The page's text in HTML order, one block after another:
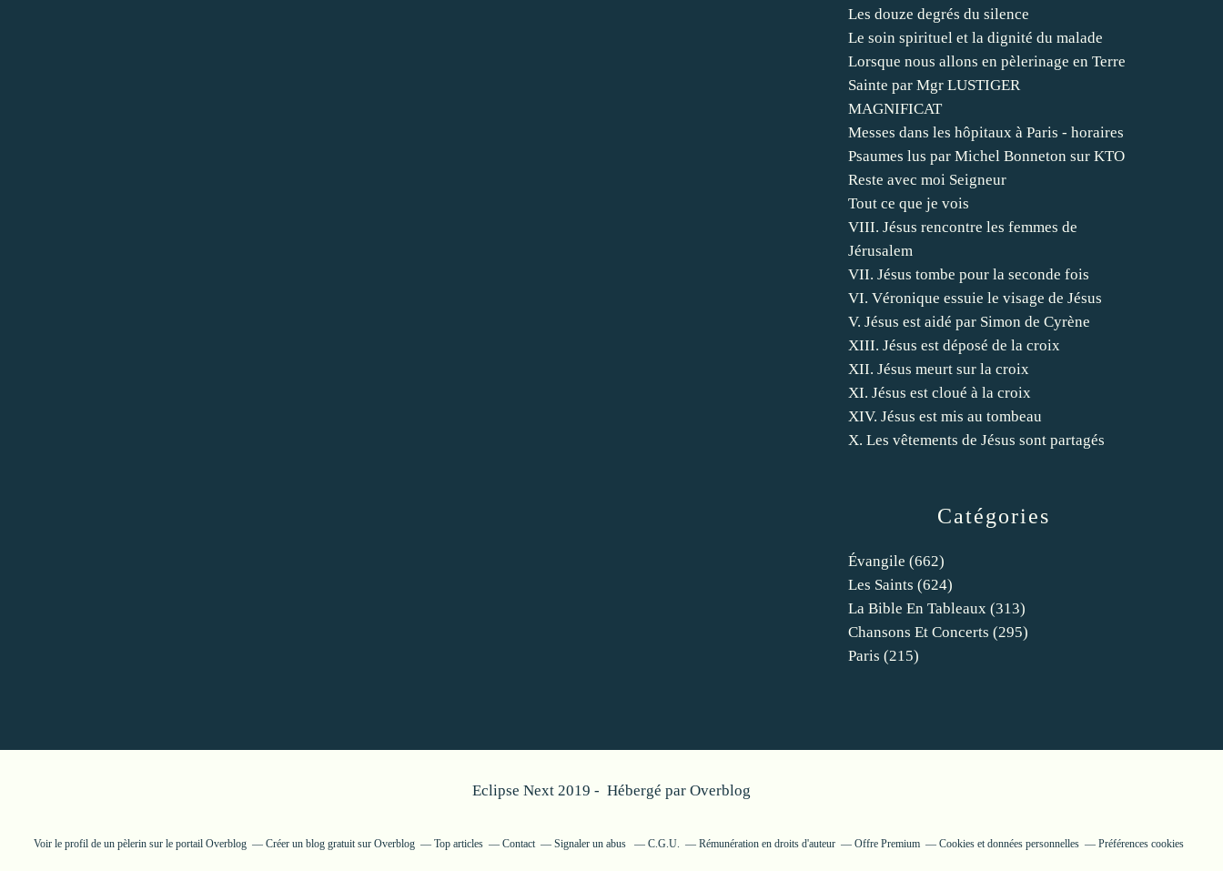
Catégories
Évangile (662)
Les Saints (624)
La Bible En Tableaux (313)
Chansons Et Concerts (295)
Paris (215)
Les douze degrés du silence
Le soin spirituel et la dignité du malade
Lorsque nous allons en pèlerinage en Terre
Sainte par Mgr LUSTIGER
MAGNIFICAT
Messes dans les hôpitaux à Paris - horaires
Psaumes lus par Michel Bonneton sur KTO
Reste avec moi Seigneur
Tout ce que je vois
VIII. Jésus rencontre les femmes de
Jérusalem
VII. Jésus tombe pour la seconde fois
VI. Véronique essuie le visage de Jésus
V. Jésus est aidé par Simon de Cyrène
XIII. Jésus est déposé de la croix
XII. Jésus meurt sur la croix
XI. Jésus est cloué à la croix
XIV. Jésus est mis au tombeau
X. Les vêtements de Jésus sont partagés
Eclipse Next 2019 - Hébergé par Overblog
Voir le profil de un pèlerin sur le portail Overblog Créer un blog gratuit sur Overblog Top articles Contact Signaler un abus C.G.U. Rémunération en droits d'auteur Offre Premium Cookies et données personnelles Préférences cookies